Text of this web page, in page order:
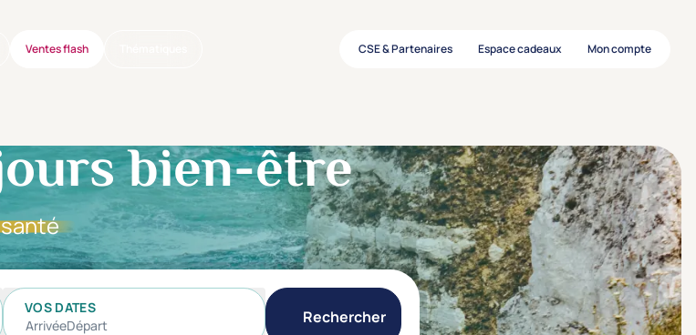
Ventes flash CSE & Partenaires Espace cadeaux Mon compte
bien-être
VOS DATES
ArrivéeDépart Rechercher